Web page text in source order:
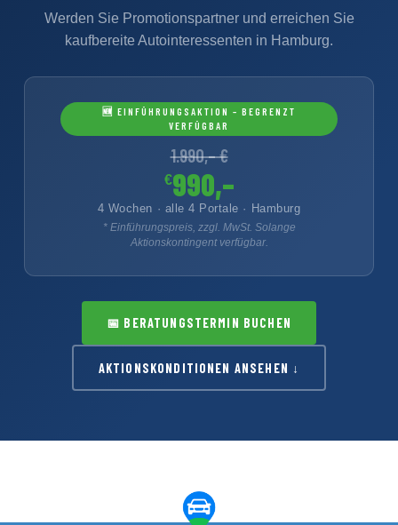
Werden Sie Promotionspartner und erreichen Sie
kaufbereite Autointeressenten in Hamburg.
🆕 EINFÜHRUNGSAKTION – BEGRENZT
VERFÜGBAR
1.990,– €
€990,–
4 Wochen · alle 4 Portale · Hamburg
* Einführungspreis, zzgl. MwSt. Solange
Aktionskontingent verfügbar.
📅 BERATUNGSTERMIN BUCHEN
AKTIONSKONDITIONEN ANSEHEN ↓